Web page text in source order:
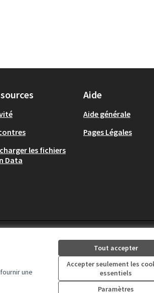
une
Tout accepter
Accepter seulement les
essentiels
Paramètres
les fichiers
Data
Aide
Aide générale
Pages Légales